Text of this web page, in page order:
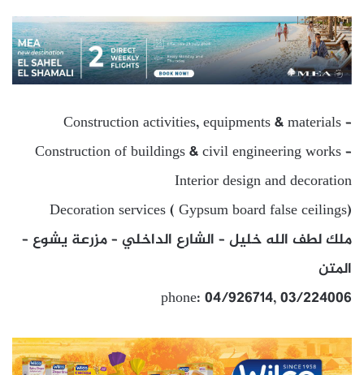
Construction activities, equipments & materials –
Construction of buildings & civil engineering works –
Interior design and decoration
Decoration services ( Gypsum board false ceilings)
ملك لطف الله خليل – الشارع الداخلي – مزرعة يشوع –
المتن
phone: 04/926714, 03/224006